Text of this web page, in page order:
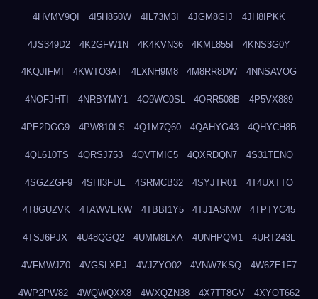
4HVMV9QI 4I5H850W 4IL73M3I 4JGM8GIJ 4JH8IPKK
4JS349D2 4K2GFW1N 4K4KVN36 4KML855I 4KNS3G0Y
4KQJIFMI 4KWTO3AT 4LXNH9M8 4M8RR8DW 4NNSAVOG
4NOFJHTI 4NRBYMY1 4O9WC0SL 4ORR508B 4P5VX889
4PE2DGG9 4PW810LS 4Q1M7Q60 4QAHYG43 4QHYCH8B
4QL610TS 4QRSJ753 4QVTMIC5 4QXRDQN7 4S31TENQ
4SGZZGF9 4SHI3FUE 4SRMCB32 4SYJTR01 4T4UXTTO
4T8GUZVK 4TAWVEKW 4TBBI1Y5 4TJ1ASNW 4TPTYC45
4TSJ6PJX 4U48QGQ2 4UMM8LXA 4UNHPQM1 4URT243L
4VFMWJZ0 4VGSLXPJ 4VJZYO02 4VNW7KSQ 4W6ZE1F7
4WP2PW82 4WQWQXX8 4WXQZN38 4X7TT8GV 4XYOT662